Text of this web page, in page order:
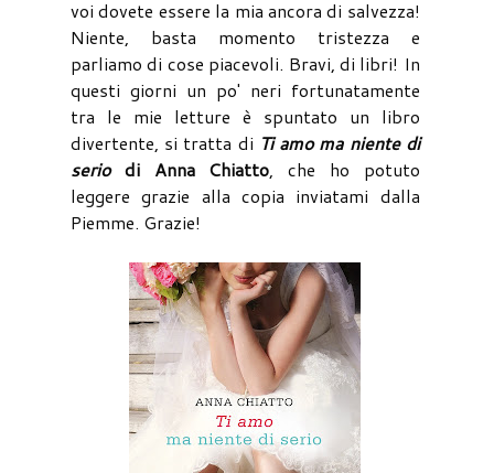
voi dovete essere la mia ancora di salvezza!
Niente, basta momento tristezza e
parliamo di cose piacevoli. Bravi, di libri! In
questi giorni un po' neri fortunatamente
tra le mie letture è spuntato un libro
divertente, si tratta di Ti amo ma niente di
seriodi Anna Chiatto, che ho potuto
leggere grazie alla copia inviatami dalla
Piemme. Grazie!